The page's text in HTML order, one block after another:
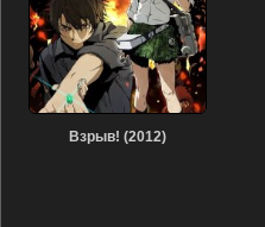
Взрыв! (2012)